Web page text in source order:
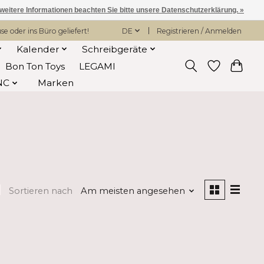
oder ins Büro geliefert! DE Registrieren / Anmelden
Kalender
Schreibgeräte
Bon Ton Toys
LEGAMI
Marken
Sortieren nach Am meisten angesehen
Informationen beachten Sie bitte unsere Datenschutzerklärung. »